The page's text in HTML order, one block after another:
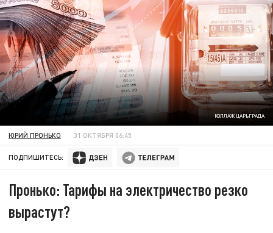
КОЛЛАЖ ЦАРЬГРАДА
ЮРИЙ ПРОНЬКО 31 ОКТЯБРЯ 06:45
ПОДПИШИТЕСЬ:
Пронько: Тарифы на электричество резко
вырастут?